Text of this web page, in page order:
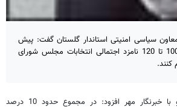
سیاسی امنیتی استاندار گلستان گفت: پیش
بینی می شود که بین 100 تا 120 نامزد اجتمالی انتخابات مجلس شورای
کنند.
علیرضا جمشیدی در گفتگو با خبرنگار مهر افزود: در مجموع حدود 10 درصد